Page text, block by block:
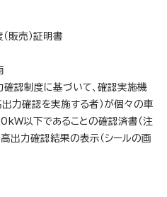
販売）証明書
認制度に基づいて、確認実施機
力確認を実施する者）が個々の車
以下であることの確認済書（注
出力確認結果の表示（シールの画